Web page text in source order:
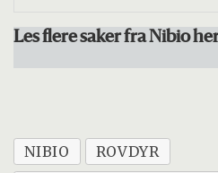
Les flere saker fra Nibio
NIBIO
ROVDYR